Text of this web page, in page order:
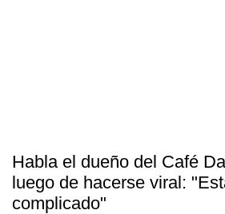
Habla el dueño del Café
luego de hacerse viral:
complicado"